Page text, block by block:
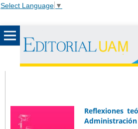
Select Language ▼
Reflexiones